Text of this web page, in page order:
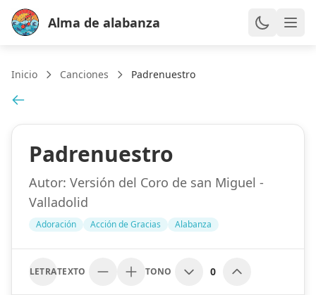
Alma de alabanza
Inicio Canciones Padrenuestro
Padrenuestro
Autor: Versión del Coro de san Miguel -
Valladolid
Adoración Acción de Gracias Alabanza
LETRATEXTO TONO 0